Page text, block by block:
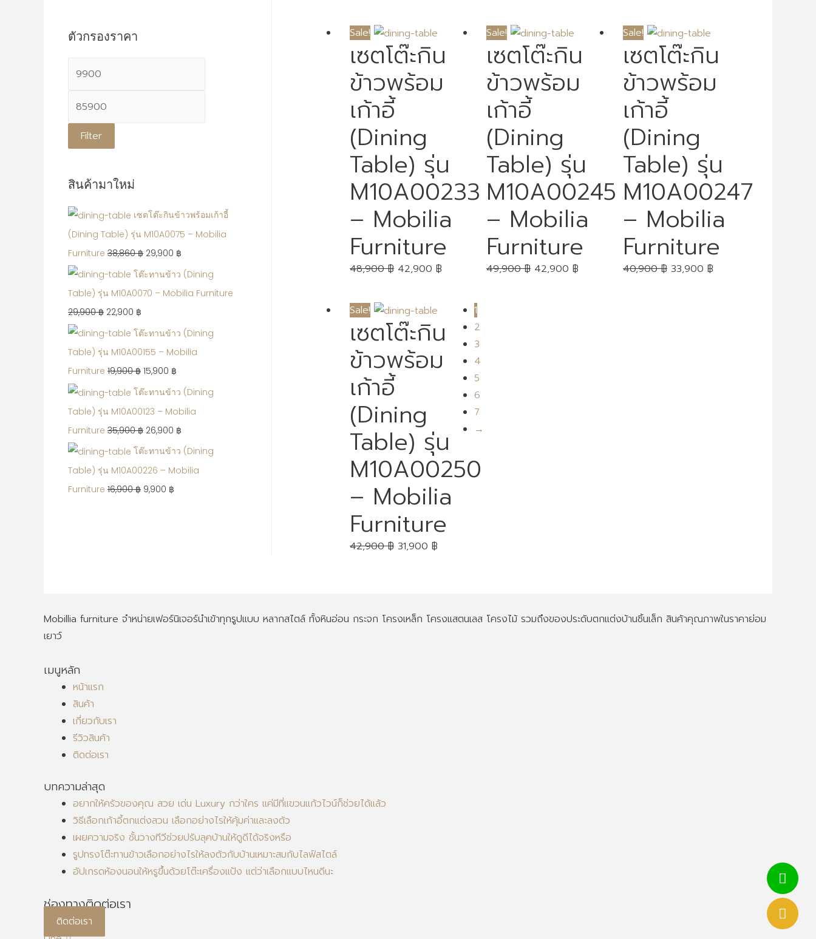
ตัวกรองราคา
Filter
สินค้ามาใหม่
เซตโต๊ะกินข้าวพร้อมเก้าอี้
(Dining Table) รุ่น M10A0075 – Mobilia
Furniture 38,860฿ 29,900 ฿
โต๊ะทานข้าว (Dining
Table) รุ่น M10A0070 – Mobilia Furniture
29,900฿ 22,900 ฿
โต๊ะทานข้าว (Dining
Table) รุ่น M10A00155 – Mobilia
Furniture 19,900฿ 15,900 ฿
โต๊ะทานข้าว (Dining
Table) รุ่น M10A00123 – Mobilia
Furniture 35,900฿ 26,900 ฿
โต๊ะทานข้าว (Dining
Table) รุ่น M10A00226 – Mobilia
Furniture 16,900฿ 9,900 ฿
Sale!
เซตโต๊ะกิน
ข้าวพร้อม
เก้าอี้
(Dining
Table) รุ่น
M10A00233
– Mobilia
Furniture
48,900฿ 42,900 ฿
Sale!
เซตโต๊ะกิน
ข้าวพร้อม
เก้าอี้
(Dining
Table) รุ่น
M10A00245
– Mobilia
Furniture
49,900฿ 42,900 ฿
Sale!
เซตโต๊ะกิน
ข้าวพร้อม
เก้าอี้
(Dining
Table) รุ่น
M10A00247
– Mobilia
Furniture
40,900฿ 33,900 ฿
Sale!
เซตโต๊ะกิน
ข้าวพร้อม
เก้าอี้
(Dining
Table) รุ่น
M10A00250
– Mobilia
Furniture
42,900฿ 31,900 ฿
1
2
3
4
5
6
7
→
Mobillia furniture จำหน่ายเฟอร์นิเจอร์นำเข้าทุกรูปแบบ หลากสไตล์ ทั้งหินอ่อน กระจก โครงเหล็ก โครงแสตนเลส โครงไม้ รวมถึงของประดับตกแต่งบ้านชิ้นเล็ก สินค้าคุณภาพในราคาย่อม
เยาว์
เมนูหลัก
หน้าแรก
สินค้า
เกี่ยวกับเรา
รีวิวสินค้า
ติดต่อเรา
บทความล่าสุด
อยากให้ครัวของคุณ สวย เด่น Luxury กว่าใคร แค่มีที่แขวนแก้วไวน์ก็ช่วยได้แล้ว
วิธีเลือกเก้าอี้ตกแต่งสวน เลือกอย่างไรให้คุ้มค่าและลงตัว
เผยความจริง ชั้นวางทีวีช่วยปรับลุคบ้านให้ดูดีได้จริงหรือ
รูปทรงโต๊ะทานข้าวเลือกอย่างไรให้ลงตัวกับบ้านเหมาะสมกับไลฟ์สไตล์
อัปเกรดห้องนอนให้หรูขึ้นด้วยโต๊ะเครื่องแป้ง แต่ว่าเลือกแบบไหนดีนะ
ช่องทางติดต่อเรา
ติดต่อเรา